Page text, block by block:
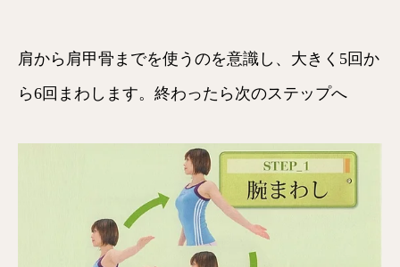
肩から肩甲骨までを使うのを意識し、大きく5回か
ら6回まわします。終わったら次のステップへ